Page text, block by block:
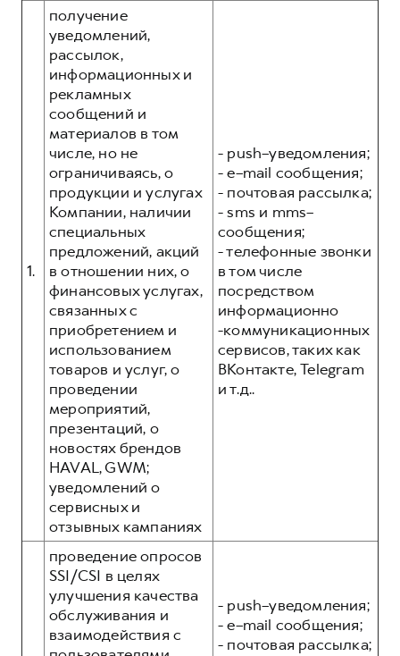
Корпоративным клиентам
Крупным корпоративным клиентам
Система управления автопарком GWM Fleet
Сервис для корпоративных клиентов
HAVAL Лизинг
АКСЕССУАРЫ HAVAL
Автомобильные аксессуары
Коллекция PRO
Коллекция Базовая
Коллекция Детская
Программа «HAVAL Защита+»
Руководства по эксплуатации
Подписки
АКСЕССУАРЫ HAVAL
Автомобильные аксессуары
Коллекция PRO
Коллекция Базовая
Коллекция Детская
1.
получение
уведомлений,
рассылок,
информационных и
рекламных
сообщений и
материалов в том
числе, но не
ограничиваясь, о
продукции и услугах
Компании, наличии
специальных
предложений, акций
в отношении них, о
финансовых услугах,
связанных с
приобретением и
использованием
товаров и услуг, о
проведении
мероприятий,
презентаций, о
новостях брендов
HAVAL, GWM;
уведомлений о
сервисных и
отзывных кампаниях
- push–уведомления;
- e–mail сообщения;
- почтовая рассылка;
- sms и mms–
сообщения;
- телефонные звонки
в том числе
посредством
информационно
-коммуникационных
сервисов, таких как
ВКонтакте, Telegram
и т.д..
проведение опросов
SSI/CSI в целях
улучшения качества
обслуживания и
взаимодействия с
- push–уведомления;
- e–mail сообщения;
- почтовая рассылка;